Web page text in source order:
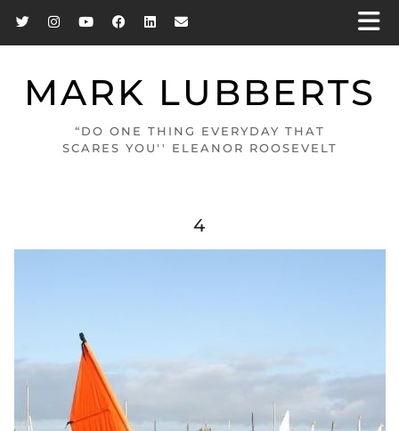
MARK LUBBERTS
“DO ONE THING EVERYDAY THAT
SCARES YOU'' ELEANOR ROOSEVELT
4